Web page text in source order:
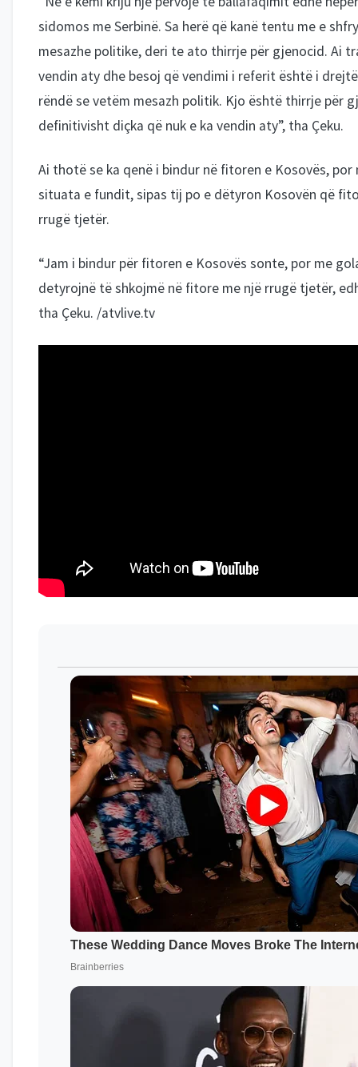
sidomos me Serbinë. Sa herë që kanë tentu me e
mesazhe politike, deri te ato thirrje për gjenocid. Ai
vendin aty dhe besoj që vendimi i referit është i
rëndë se vetëm mesazh politik. Kjo është thirrje për
definitivisht diçka që nuk e ka vendin aty”, tha Çeku.
Ai thotë se ka qenë i bindur në fitoren e Kosovës, por
situata e fundit, sipas tij po e dëtyron Kosovën që
rrugë tjetër.
“Jam i bindur për fitoren e Kosovës sonte, por me
detyrojnë të shkojmë në fitore me një rrugë tjetër,
tha Çeku. /atvlive.tv